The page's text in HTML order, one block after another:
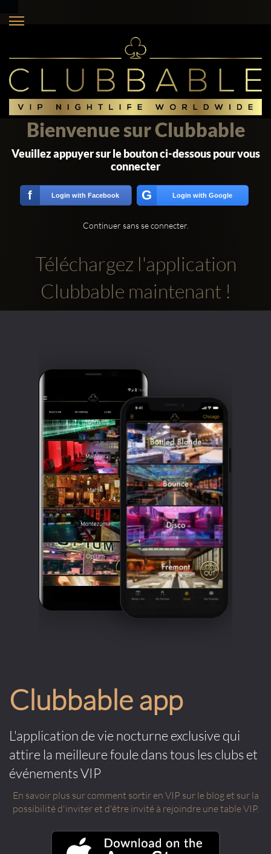
Comptes
sociaux
Clubbable:
Bienvenue sur Clubbable
Veuillez appuyer sur le bouton ci-dessous pour vous
connecter
f Login with Facebook G Login with Google
Continuer sans se connecter.
Téléchargez l'application
Clubbable maintenant !
Clubbable app
L'application de vie nocturne exclusive qui
attire la meilleure foule dans tous les clubs et
événements VIP
En savoir plus sur comment sortir en VIP sur le blog et sur la
possibilité d'inviter et d'être invité à rejoindre une table VIP.